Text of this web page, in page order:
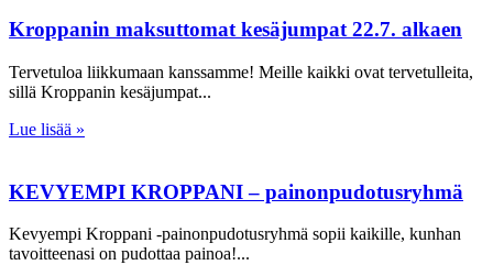
Kroppanin maksuttomat kesäjumpat 22.7. alkaen
Tervetuloa liikkumaan kanssamme! Meille kaikki ovat tervetulleita,
sillä Kroppanin kesäjumpat
Lue lisää »
KEVYEMPI KROPPANI – painonpudotusryhmä
Kevyempi Kroppani -painonpudotusryhmä sopii kaikille, kunhan
tavoitteenasi on pudottaa painoa!